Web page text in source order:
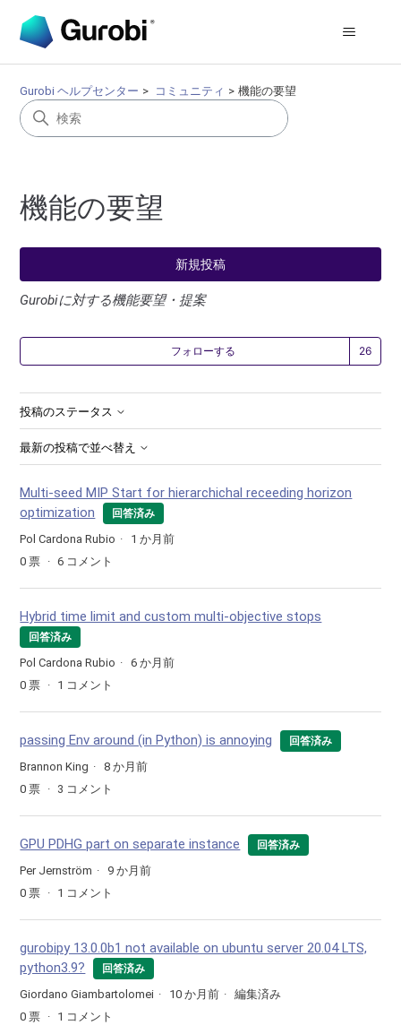
Gurobi ヘルプセンター コミュニティ 機能の要望
機能の要望
新規投稿
Gurobiに対する機能要望・提案
フォローする
投稿のステータス
最新の投稿で並べ替え
Multi-seed MIP Start for hierarchichal receeding horizon
optimization
回答済み
Pol Cardona Rubio
1 か月前
0 票 6 コメント
Hybrid time limit and custom multi-objective stops
回答済み
Pol Cardona Rubio
6 か月前
0 票 1 コメント
passing Env around (in Python) is annoying 回答済み
Brannon King
8 か月前
0 票 3 コメント
GPU PDHG part on separate instance 回答済み
Per Jernström
9 か月前
0 票 1 コメント
gurobipy 13.0.0b1 not available on ubuntu server 20.04 LTS,
python3.9?
回答済み
Giordano Giambartolomei 10 か月前
編集済み
0 票 1 コメント